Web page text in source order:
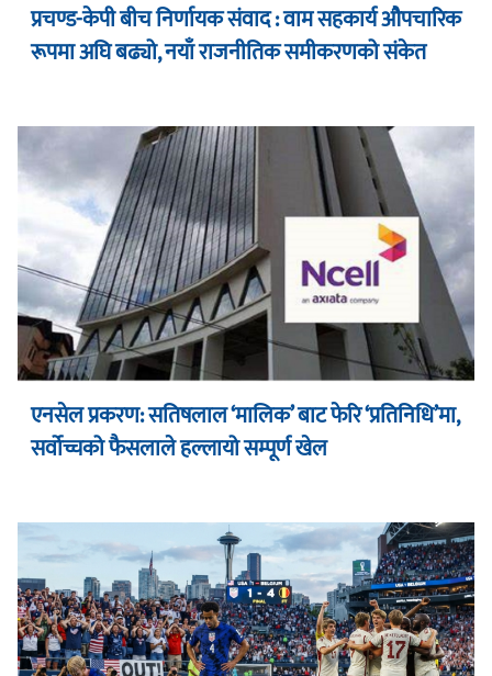
प्रचण्ड-केपी बीच निर्णायक संवाद : वाम सहकार्य औपचारिक
रूपमा अघि बढ्यो, नयाँ राजनीतिक समीकरणको संकेत
एनसेल प्रकरण: सतिषलाल ‘मालिक’ बाट फेरि ‘प्रतिनिधि’मा,
सर्वोच्चको फैसलाले हल्लायो सम्पूर्ण खेल